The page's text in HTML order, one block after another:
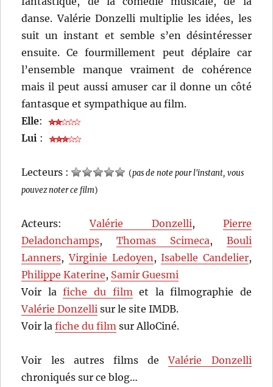
danse. Valérie Donzelli multiplie les idées, les
suit un instant et semble s’en désintéresser
ensuite. Ce fourmillement peut déplaire car
l’ensemble manque vraiment de cohérence
mais il peut aussi amuser car il donne un côté
fantasque et sympathique au film.
Elle:
Lui :
Lecteurs : (pas de note pour l'instant, vous
pouvez noter ce film)
Acteurs:Valérie Donzelli, Pierre
Deladonchamps,Thomas Scimeca, Bouli
Lanners,Virginie Ledoyen ,Isabelle Candelier,
Philippe Katerine, Samir Guesmi
Voir lafiche du film et la filmographie de
Valérie Donzelli sur le site IMDB.
Voir lafiche du film sur AlloCiné.
Voir les autres films deValérie Donzelli
chroniqués sur ce blog…